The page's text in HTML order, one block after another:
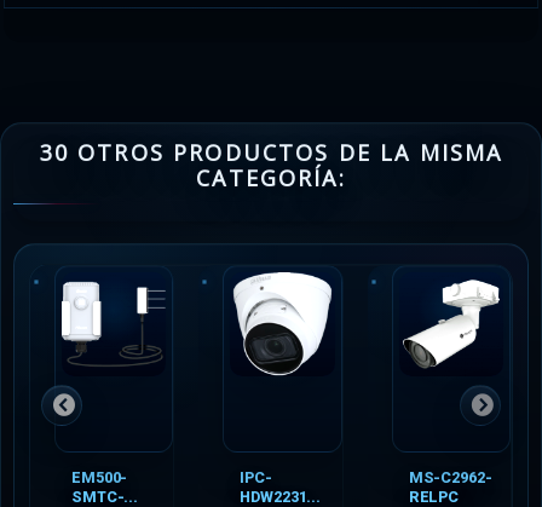
30 OTROS PRODUCTOS DE LA MISMA
CATEGORÍA:
EM500-
SMTC-...
IPC-
HDW2231...
MS-C2962-
RELPC